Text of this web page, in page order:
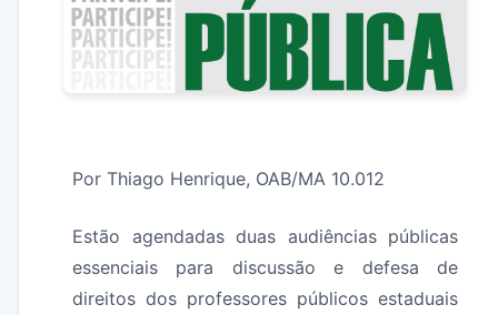
Por Thiago Henrique, OAB/MA 10.012
Estão agendadas duas audiências públicas
essenciais para discussão e defesa de
direitos dos professores públicos estaduais